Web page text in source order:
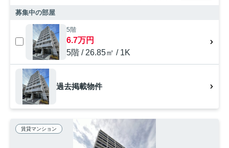
募集中の部屋
5階
6.7万円
5階 / 26.85㎡ / 1K
過去掲載物件
賃貸マンション